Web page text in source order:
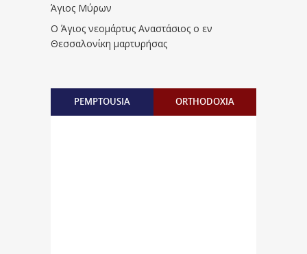
Άγιος Μύρων
Ο Άγιος νεομάρτυς Αναστάσιος ο εν
Θεσσαλονίκη μαρτυρήσας
PEMPTOUSIA ORTHODOXIA